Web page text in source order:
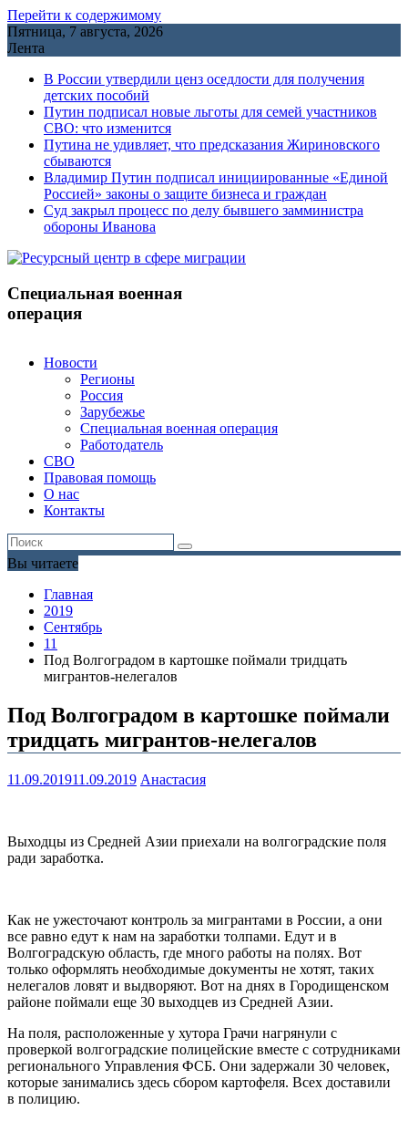
Перейти к содержимому
Пятница, 7 августа, 2026
Лента
В России утвердили ценз оседлости для получения
детских пособий
Путин подписал новые льготы для семей участников
СВО: что изменится
Путина не удивляет, что предсказания Жириновского
сбываются
Владимир Путин подписал инициированные «Единой
Россией» законы о защите бизнеса и граждан
Cуд закрыл процесс по делу бывшего замминистра
обороны Иванова
Специальная военная
операция
Новости
Регионы
Россия
Зарубежье
Специальная военная операция
Работодатель
СВО
Правовая помощь
О нас
Контакты
Вы читаете
Главная
2019
Сентябрь
11
Под Волгоградом в картошке поймали тридцать
мигрантов-нелегалов
Под Волгоградом в картошке поймали
тридцать мигрантов-нелегалов
11.09.201911.09.2019 Анастасия
Выходцы из Средней Азии приехали на волгоградские поля
ради заработка.
Как не ужесточают контроль за мигрантами в России, а они
все равно едут к нам на заработки толпами. Едут и в
Волгоградскую область, где много работы на полях. Вот
только оформлять необходимые документы не хотят, таких
нелегалов ловят и выдворяют. Вот на днях в Городищенском
районе поймали еще 30 выходцев из Средней Азии.
На поля, расположенные у хутора Грачи нагрянули с
проверкой волгоградские полицейские вместе с сотрудниками
регионального Управления ФСБ. Они задержали 30 человек,
которые занимались здесь сбором картофеля. Всех доставили
в полицию.